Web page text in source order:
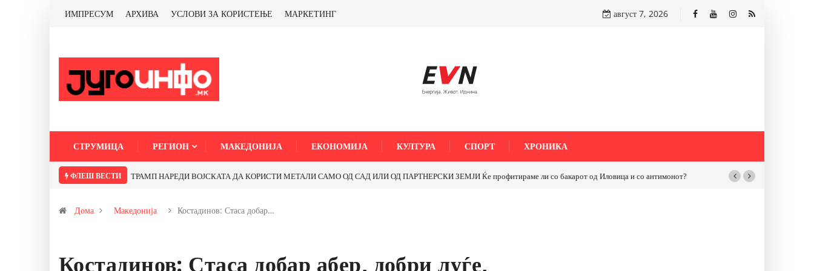
ИМПРЕСУМ АРХИВА УСЛОВИ ЗА КОРИСТЕЊЕ МАРКЕТИНГ август 7, 2026
СТРУМИЦА РЕГИОН МАКЕДОНИЈА ЕКОНОМИЈА КУЛТУРА СПОРТ ХРОНИКА
ФЛЕШ ВЕСТИ ТРАМП НАРЕДИ ВОЈСКАТА ДА КОРИСТИ МЕТАЛИ САМО ОД САД ИЛИ ОД ПАРТНЕРСКИ ЗЕМЈИ Ќе профитираме ли со бакарот од Иловица и со антимонот? Почнува реконструкцијата на
Дома Македонија Костадинов: Стаса добар…
Костадинов: Стаса добар абер, добри луѓе,